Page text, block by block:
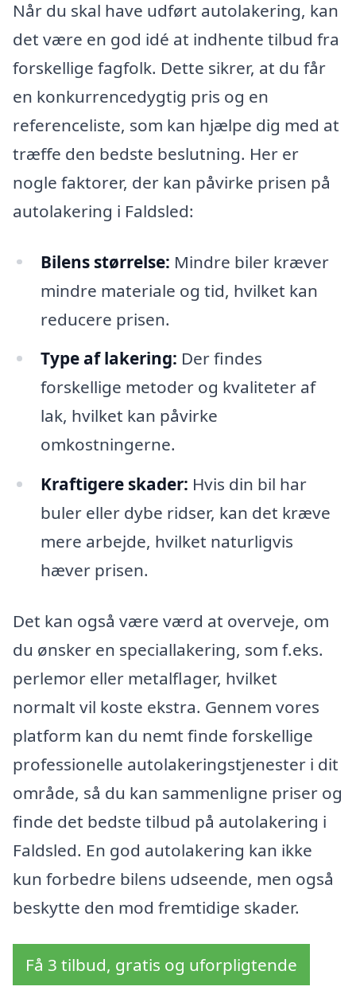
Når du skal have udført autolakering, kan
det være en god idé at indhente tilbud fra
forskellige fagfolk. Dette sikrer, at du får
en konkurrencedygtig pris og en
referenceliste, som kan hjælpe dig med at
træffe den bedste beslutning. Her er
nogle faktorer, der kan påvirke prisen på
autolakering i Faldsled:
Bilens størrelse: Mindre biler kræver
mindre materiale og tid, hvilket kan
reducere prisen.
Type af lakering: Der findes
forskellige metoder og kvaliteter af
lak, hvilket kan påvirke
omkostningerne.
Kraftigere skader: Hvis din bil har
buler eller dybe ridser, kan det kræve
mere arbejde, hvilket naturligvis
hæver prisen.
Det kan også være værd at overveje, om
du ønsker en speciallakering, som f.eks.
perlemor eller metalflager, hvilket
normalt vil koste ekstra. Gennem vores
platform kan du nemt finde forskellige
professionelle autolakeringstjenester i dit
område, så du kan sammenligne priser og
finde det bedste tilbud på autolakering i
Faldsled. En god autolakering kan ikke
kun forbedre bilens udseende, men også
beskytte den mod fremtidige skader.
Få 3 tilbud, gratis og uforpligtende